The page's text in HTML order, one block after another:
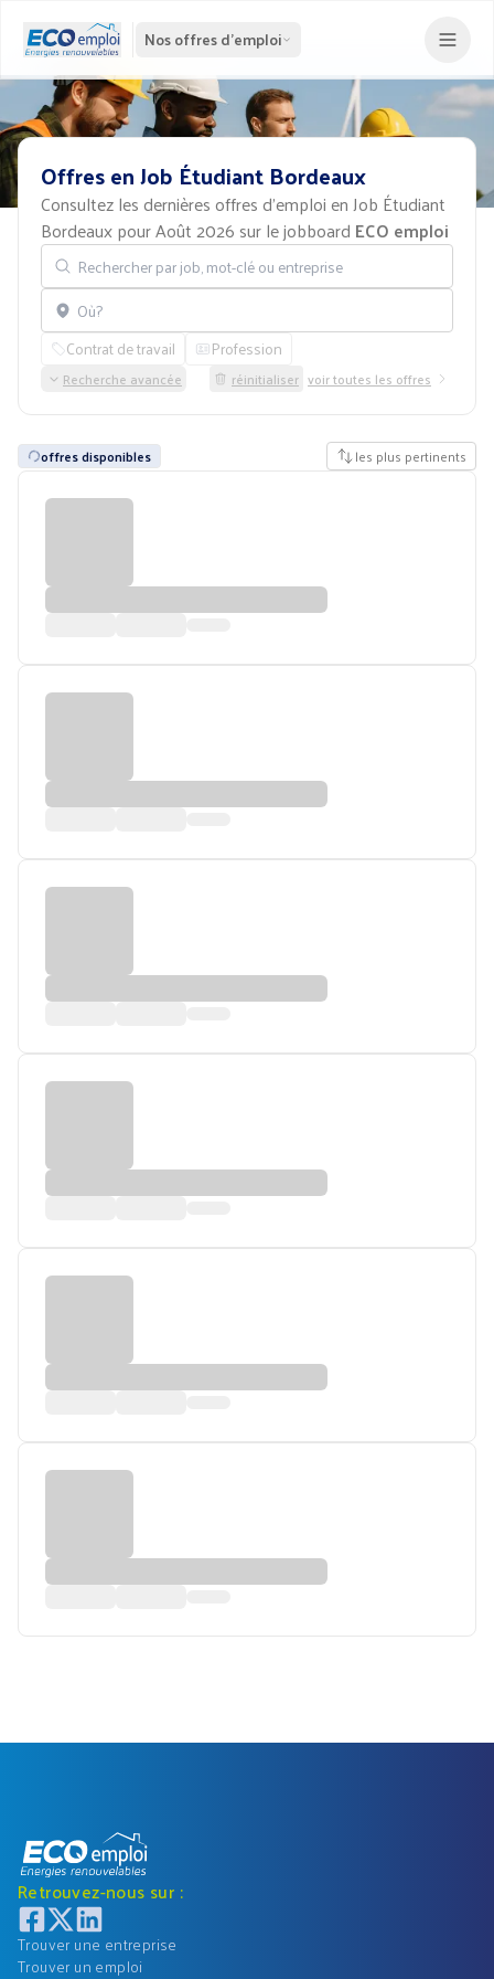
Nos offres d'emploi
OffresenJob ÉtudiantBordeaux
Consultez les dernières offres d'emploi en Job Étudiant
Bordeaux pour Août 2026 sur le jobboard ECO emploi
Rechercher par job, mot-clé ou entreprise
Localisation
Contrat de travail Profession
Recherche avancée réinitialiser voir toutes les offres
offres disponibles les plus pertinents
Retrouvez-nous sur :
Trouver une entreprise
Trouver un emploi